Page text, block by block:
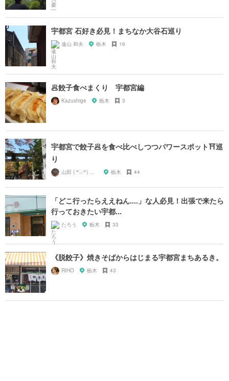
宇都宮 石好き必見！まちなか大谷石巡り
遠山 和夫 栃木 16
🥟餃子食べまくり 宇都宮編
Kazushige 栃木 3
宇都宮で餃子🥟を食べ比べしつつパワースポット⛩巡
り
山田 ( ꒪⌓꒪) ストレンジ 栃木 44
「どこ行ったらええねん....」な人必見！出張で来たら
行っておきたい宇都...
たろう 栃木 33
《脱餃子》焼きそばからはじまる宇都宮まちあるき。
RIHO 栃木 43